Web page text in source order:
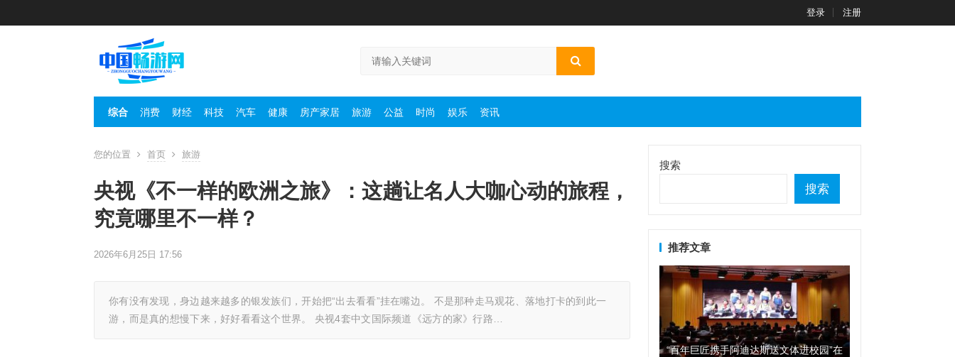
登录 注册
综合 消费 财经 科技 汽车 健康 房产家居 旅游 公益 时尚 娱乐 资讯
您的位置 首页 旅游
央视《不一样的欧洲之旅》：这趟让名人大咖心动的旅程，
究竟哪里不一样？
2026年6月25日 17:56
你有没有发现，身边越来越多的银发族们，开始把“出去看看”挂在嘴边。 不是那种走马观花、落地打卡的到此一
游，而是真的想慢下来，好好看看这个世界。 央视4套中文国际频道《远方的家》行路…
搜索
搜索
推荐文章
“百年巨匠携手阿迪达斯送文体进校园”在